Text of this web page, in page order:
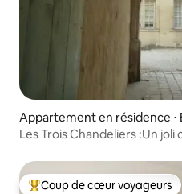
Appartement en résidence ⋅
Les Trois Chandeliers :Un joli
Coup de cœur voyageurs